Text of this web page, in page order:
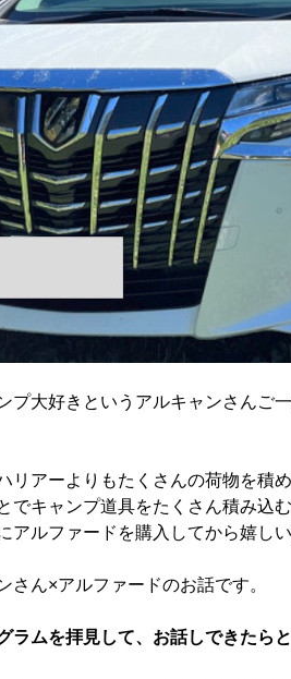
プ大好きというアルキャンさんご
リアーよりもたくさんの荷物を積
でキャンプ道具をたくさん積み込
ルファードを購入してから嬉しい
さん×アルファードのお話です。
ムを拝見して、お話しできたら